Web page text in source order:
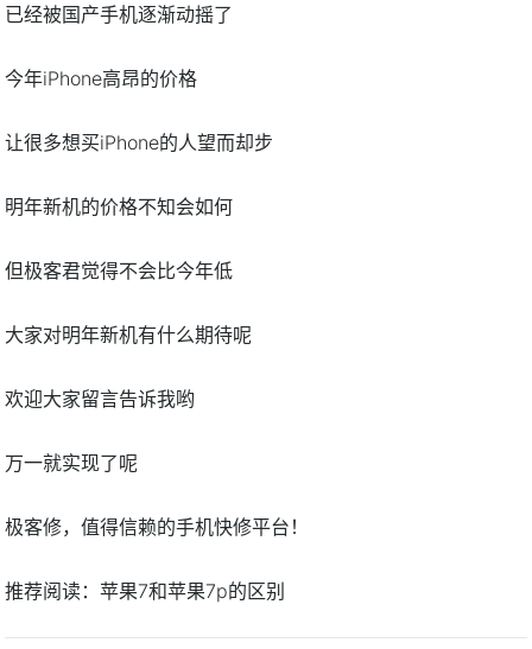
已经被国产手机逐渐动摇了
今年iPhone高昂的价格
让很多想买iPhone的人望而却步
明年新机的价格不知会如何
但极客君觉得不会比今年低
大家对明年新机有什么期待呢
欢迎大家留言告诉我哟
万一就实现了呢
极客修，值得信赖的手机快修平台！
推荐阅读：苹果7和苹果7p的区别